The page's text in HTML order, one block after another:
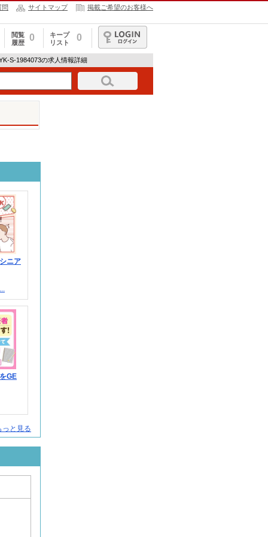
問 サイトマップ 掲載ご希望のお客様へ
閲覧
履歴
0
キープ
リスト
0
ログイン
S-1984073の求人情報詳細
ニア
GE
と見る